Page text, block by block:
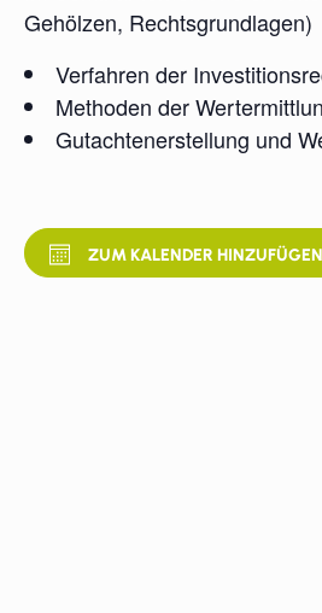
Gehölzen, Rechtsgrundlagen)
Verfahren der
Methoden der
Gutachtenerstellung und
ZUM KALENDER HINZUFÜGEN